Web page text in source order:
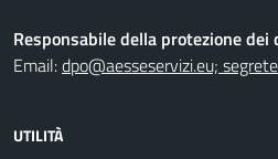
Responsabile della protezione dei
Email:dpo@aesseservizi.eu;
UTILITÀ